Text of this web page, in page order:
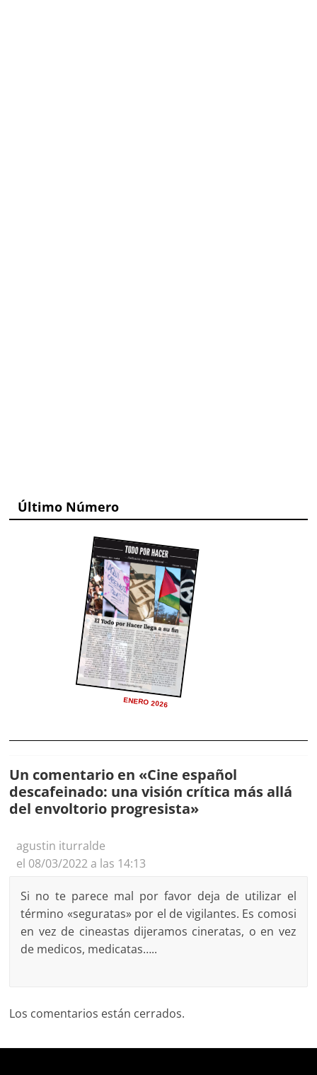
Último Número
ENERO 2026
Un comentario en «Cine español
descafeinado: una visión crítica más allá
del envoltorio progresista»
agustin iturralde
el 08/03/2022 a las 14:13
Si no te parece mal por favor deja de utilizar el
término «seguratas» por el de vigilantes. Es comosi
en vez de cineastas dijeramos cineratas, o en vez
de medicos, medicatas…..
Los comentarios están cerrados.